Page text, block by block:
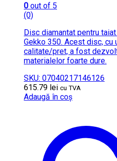
0 out of 5
(0)
Disc diamantat pentru
Gekko 350. Acest disc, cu
calitate/pret, a fost
materialelor foarte dure.
SKU: 07040217146126
615.79 lei cu TVA
Adaugă în coș